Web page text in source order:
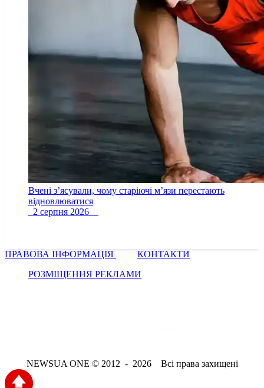
Вчені з’ясували, чому старіючі м’язи перестають
відновлюватися
2 серпня 2026
ПРАВОВА ІНФОРМАЦІЯ
КОНТАКТИ
РОЗМІЩЕННЯ РЕКЛАМИ
NEWSUA ONE © 2012 - 2026 Всі права захищені